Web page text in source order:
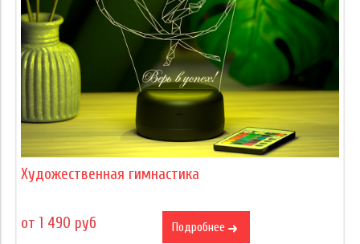
Художественная гимнастика
от 1 490 руб Подробнее